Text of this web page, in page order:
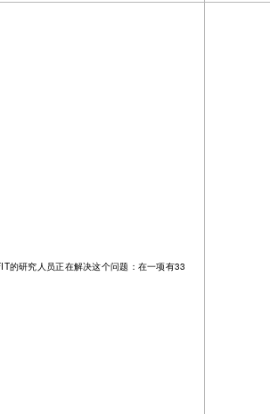
的研究人员正在解决这个问题：在一项有33